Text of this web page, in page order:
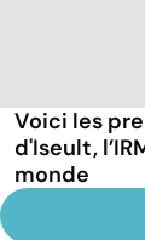
Voici les
d'Iseult,
monde